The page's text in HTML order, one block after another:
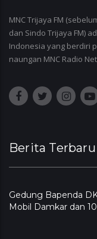
MNC Trijaya FM
dan Sindo Trijaya FM)
Indonesia yang berdiri
naungan MNC Radio
Berita Terbaru
Gedung Bapenda
Mobil Damkar dan